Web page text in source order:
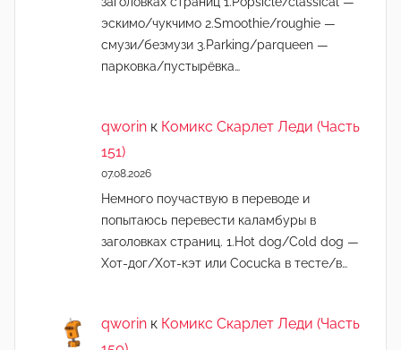
эскимо/чукчимо 2.Smoothie/roughie —
смузи/безмузи 3.Parking/parqueen —
парковка/пустырёвка…
qworin к Комикс Скарлет Леди (Часть
151)
07.08.2026
Немного поучаствую в переводе и
попытаюсь перевести каламбуры в
заголовках страниц. 1.Hot dog/Cold dog —
Хот-дог/Хот-кэт или Cocucka в тесте/в…
qworin к Комикс Скарлет Леди (Часть